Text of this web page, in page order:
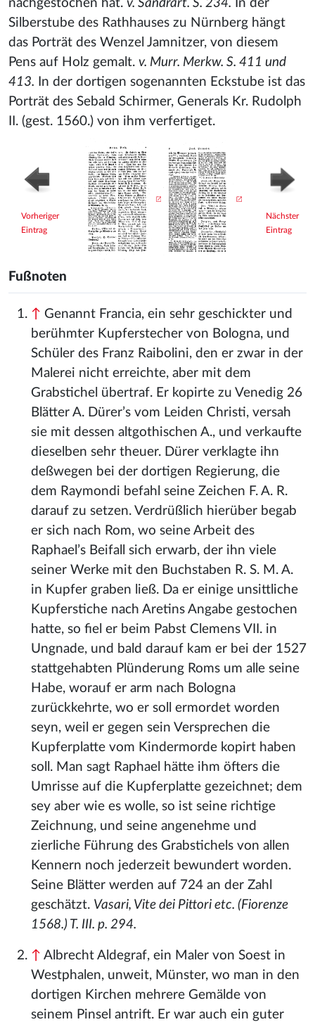
nachgestochen hat. v. Sandrart. S. 234. In der
Silberstube des Rathhauses zu Nürnberg hängt
das Porträt des Wenzel Jamnitzer, von diesem
Pens auf Holz gemalt. v. Murr. Merkw. S. 411 und
413. In der dortigen sogenannten Eckstube ist das
Porträt des Sebald Schirmer, Generals Kr. Rudolph
II. (gest. 1560.) von ihm verfertiget.
Vorheriger
Eintrag
Nächster
Eintrag
Fußnoten
↑ Genannt Francia, ein sehr geschickter und
berühmter Kupferstecher von Bologna, und
Schüler des Franz Raibolini, den er zwar in der
Malerei nicht erreichte, aber mit dem
Grabstichel übertraf. Er kopirte zu Venedig 26
Blätter A. Dürer’s vom Leiden Christi, versah
sie mit dessen altgothischen A., und verkaufte
dieselben sehr theuer. Dürer verklagte ihn
deßwegen bei der dortigen Regierung, die
dem Raymondi befahl seine Zeichen F. A. R.
darauf zu setzen. Verdrüßlich hierüber begab
er sich nach Rom, wo seine Arbeit des
Raphael’s Beifall sich erwarb, der ihn viele
seiner Werke mit den Buchstaben R. S. M. A.
in Kupfer graben ließ. Da er einige unsittliche
Kupferstiche nach Aretins Angabe gestochen
hatte, so fiel er beim Pabst Clemens VII. in
Ungnade, und bald darauf kam er bei der 1527
stattgehabten Plünderung Roms um alle seine
Habe, worauf er arm nach Bologna
zurückkehrte, wo er soll ermordet worden
seyn, weil er gegen sein Versprechen die
Kupferplatte vom Kindermorde kopirt haben
soll. Man sagt Raphael hätte ihm öfters die
Umrisse auf die Kupferplatte gezeichnet; dem
sey aber wie es wolle, so ist seine richtige
Zeichnung, und seine angenehme und
zierliche Führung des Grabstichels von allen
Kennern noch jederzeit bewundert worden.
Seine Blätter werden auf 724 an der Zahl
geschätzt. Vasari, Vite dei Pittori etc. (Fiorenze
1568.) T. III. p. 294.
↑ Albrecht Aldegraf, ein Maler von Soest in
Westphalen, unweit, Münster, wo man in den
dortigen Kirchen mehrere Gemälde von
seinem Pinsel antrift. Er war auch ein guter